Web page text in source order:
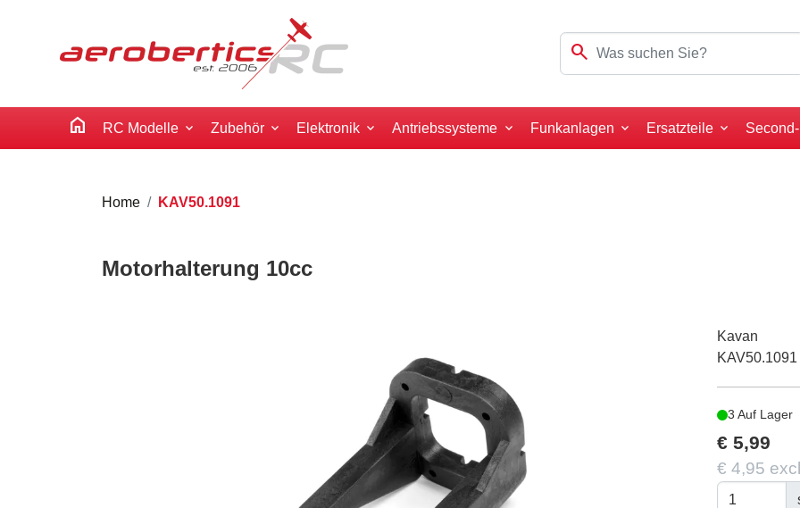
search
home RC Modelle Zubehör Elektronik Antriebssysteme Funkanlagen Ersatzteile
Home KAV50.1091
Motorhalterung 10cc
Kavan
KAV50.1091
3 Auf Lager
€ 5,99
€ 4,95